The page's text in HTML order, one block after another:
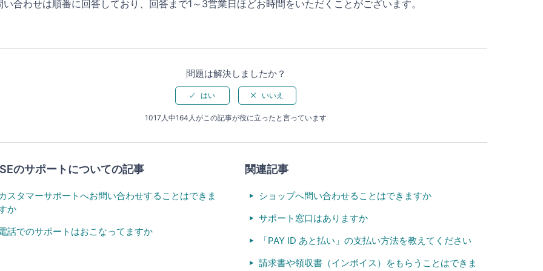
い合わせは順番に回答しており、回答まで1～3営業日ほどお時間をいただくことがございます。
問題は解決しましたか？
1017人中164人がこの記事が役に立ったと言っています
のサポートについての記事
スタマーサポートへお問い合わせすることはできま
か
話でのサポートはおこなってますか
関連記事
ショップへ問い合わせることはできますか
サポート窓口はありますか
「PAY ID あと払い」の支払い方法を教えてください
請求書や領収書（インボイス）をもらうことはできま